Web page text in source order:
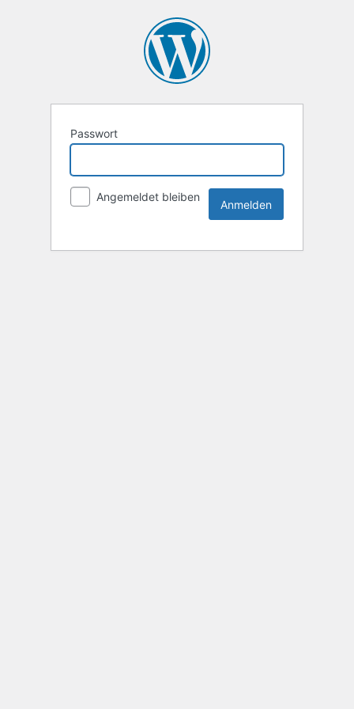
Passwort
Angemeldet bleiben